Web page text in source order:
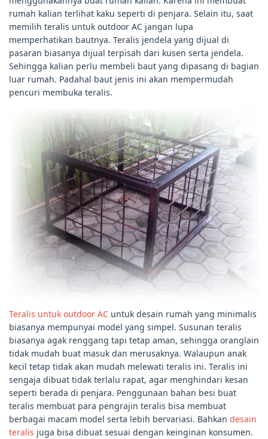
rumah kalian terlihat kaku seperti di penjara. Selain itu, saat
memilih teralis untuk outdoor AC jangan lupa
memperhatikan bautnya. Teralis jendela yang dijual di
pasaran biasanya dijual terpisah dari kusen serta jendela.
Sehingga kalian perlu membeli baut yang dipasang di bagian
luar rumah. Padahal baut jenis ini akan mempermudah
pencuri membuka teralis.
Teralis untuk outdoor AC untuk desain rumah yang minimalis
biasanya mempunyai model yang simpel. Susunan teralis
biasanya agak renggang tapi tetap aman, sehingga oranglain
tidak mudah buat masuk dan merusaknya. Walaupun anak
kecil tetap tidak akan mudah melewati teralis ini. Teralis ini
sengaja dibuat tidak terlalu rapat, agar menghindari kesan
seperti berada di penjara. Penggunaan bahan besi buat
teralis membuat para pengrajin teralis bisa membuat
berbagai macam model serta lebih bervariasi. Bahkan desain
teralis juga bisa dibuat sesuai dengan keinginan konsumen.